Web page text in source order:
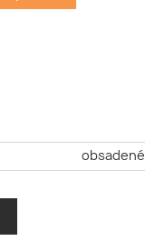
obsadené